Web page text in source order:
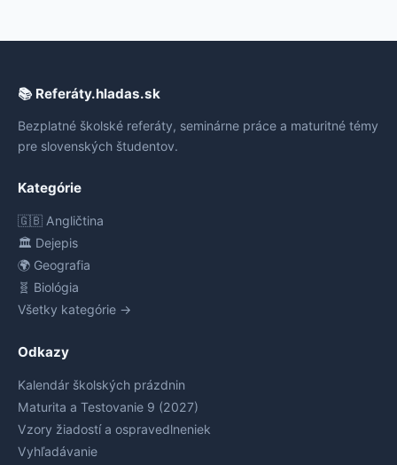
📚 Referáty.hladas.sk
Bezplatné školské referáty, seminárne práce a maturitné témy
pre slovenských študentov.
Kategórie
🇬🇧 Angličtina
🏛️ Dejepis
🌍 Geografia
🧬 Biológia
Všetky kategórie →
Odkazy
Kalendár školských prázdnin
Maturita a Testovanie 9 (2027)
Vzory žiadostí a ospravedlneniek
Vyhľadávanie